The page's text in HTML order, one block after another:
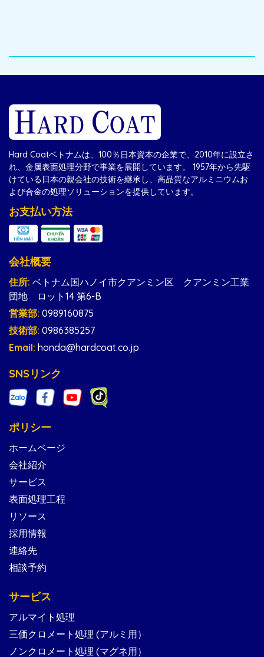
Hard Coatベトナムは、100％日本資本の企業で、2010年に設立さ
れ、金属表面処理分野で事業を展開しています。 1957年から先駆
けている日本の親会社の技術を継承し、高品質なアルミニウムお
よび合金の処理ソリューションを提供しています。
お支払い方法
会社概要
住所: ベトナム国ハノイ市クアンミン区 クアンミン工業
団地 ロット14 第6-B
営業部: 0989160875
技術部: 0986385257
Email: honda@hardcoat.co.jp
SNSリンク
ポリシー
ホームページ
会社紹介
サービス
表面処理工程
リソース
採用情報
連絡先
相談予約
サービス
アルマイト処理
三価クロメート処理 (アルミ用）
ノンクロメート処理 (マグネ用）